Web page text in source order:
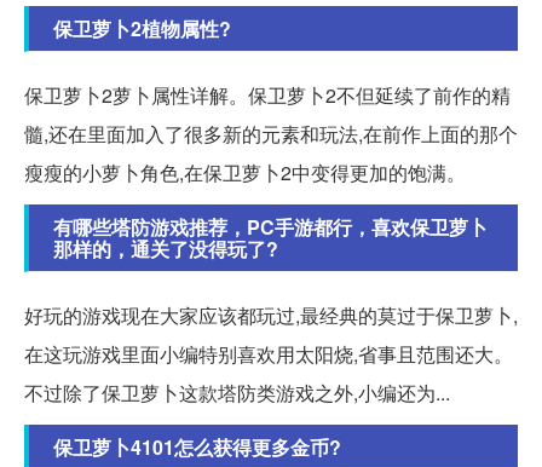
保卫萝卜2植物属性?
保卫萝卜2萝卜属性详解。保卫萝卜2不但延续了前作的精
髓,还在里面加入了很多新的元素和玩法,在前作上面的那个
瘦瘦的小萝卜角色,在保卫萝卜2中变得更加的饱满。
有哪些塔防游戏推荐，PC手游都行，喜欢保卫萝卜
那样的，通关了没得玩了?
好玩的游戏现在大家应该都玩过,最经典的莫过于保卫萝卜,
在这玩游戏里面小编特别喜欢用太阳烧,省事且范围还大。
不过除了保卫萝卜这款塔防类游戏之外,小编还为...
保卫萝卜4101怎么获得更多金币?